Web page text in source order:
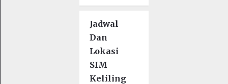
Jadwal
Dan
Lokasi
SIM
Keliling